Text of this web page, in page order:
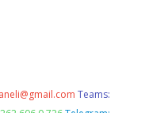
Teams: